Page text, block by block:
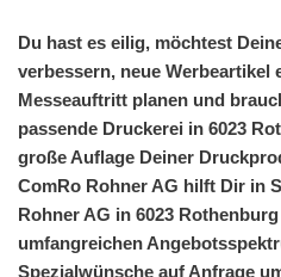
Du hast es eilig, möchtest
verbessern, neue Werbeartikel
Messeauftritt planen und
passende Druckerei in 6023
große Auflage Deiner
ComRo Rohner AG hilft Dir in
Rohner AG in 6023
umfangreichen
Spezialwünsche auf Anfrage